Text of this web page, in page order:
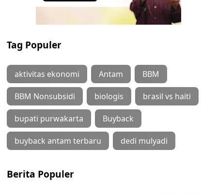
Tag Populer
aktivitas ekonomi Antam BBM
BBM Nonsubsidi biologis brasil vs haiti
bupati purwakarta Buyback
buyback antam terbaru dedi mulyadi
Berita Populer